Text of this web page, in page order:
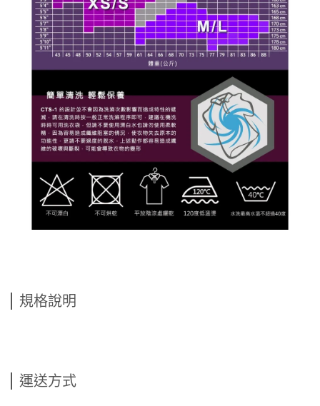
規格說明
運送方式